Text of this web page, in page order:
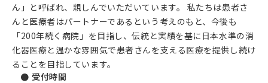
ん」と呼ばれ、親しんでいただいています。 私たちは患者さ
んと医療者はパートナーであるという考えのもと、今後も
「200年続く病院」を目指し、伝統と実績を基に日本水準の消
化器医療と温かな雰囲気で患者さんを支える医療を提供し続け
ることを目指しています。
● 受付時間